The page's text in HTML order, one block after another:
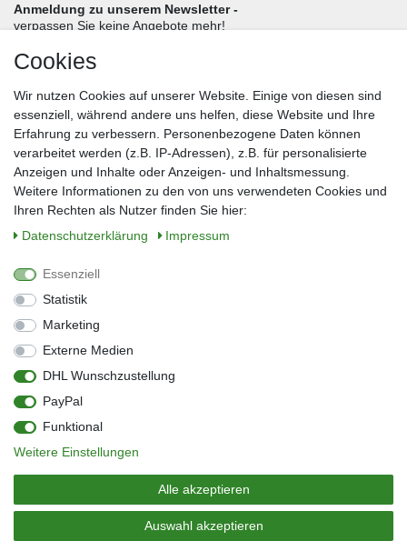
Anmeldung zu unserem Newsletter -
verpassen Sie keine Angebote mehr!
Nachname*
E-Mail*
Sie können den Newsletter jederzeit kostenlos abbestellen.
** gilt für Lieferungen innerhalb Deutschlands, Lieferzeiten für andere Länder
entnehmen Sie bitte der Schaltfläche mit den Versandinformationen
Widerrufs­recht
Kontakt
Barrierefreiheitserklärung
Zahlung & Versand
Vertrag widerrufen
© Copyright 2026 | Alle Rechte vorbehalten.
Cookies
Wir nutzen Cookies auf unserer Website. Einige von diesen sind
essenziell, während andere uns helfen, diese Website und Ihre
Erfahrung zu verbessern. Personenbezogene Daten können
verarbeitet werden (z.B. IP-Adressen), z.B. für personalisierte
Anzeigen und Inhalte oder Anzeigen- und Inhaltsmessung.
Weitere Informationen zu den von uns verwendeten Cookies und
Ihren Rechten als Nutzer finden Sie hier:
Daten­schutz­erklärung
Impressum
Essenziell
Statistik
Marketing
Externe Medien
DHL Wunschzustellung
PayPal
Funktional
Weitere Einstellungen
Alle akzeptieren
Auswahl akzeptieren